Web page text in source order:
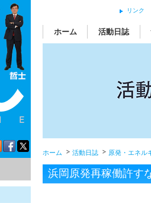
リンク
ホーム 活動日誌
ホーム 活動日誌 原発・エネル
浜岡原発再稼働許